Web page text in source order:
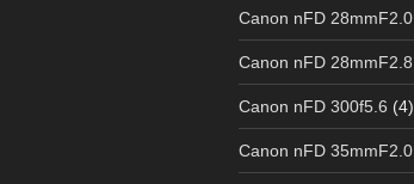
Canon nFD 28mmF2.0
Canon nFD 28mmF2.8
Canon nFD 300f5.6 (4)
Canon nFD 35mmF2.0